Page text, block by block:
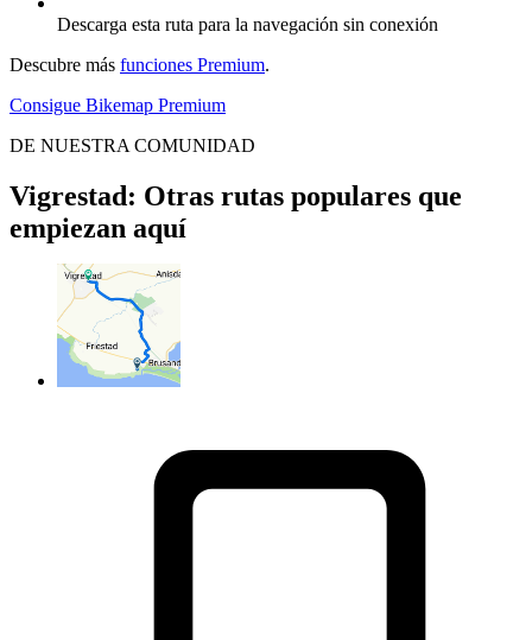
Descarga esta ruta para la navegación sin conexión
Descubre más funciones Premium.
Consigue Bikemap Premium
DE NUESTRA COMUNIDAD
Vigrestad: Otras rutas populares que
empiezan aquí